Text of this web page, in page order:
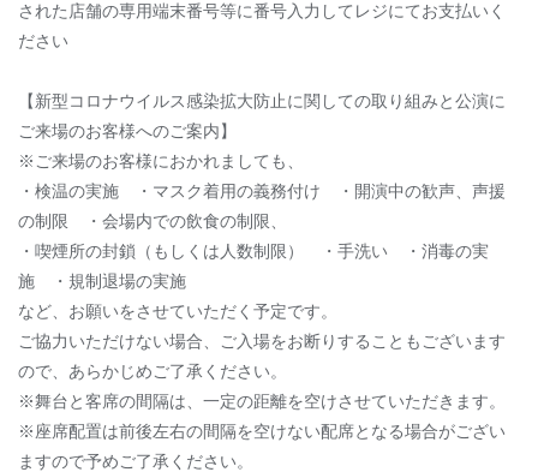
された店舗の専用端末番号等に番号入力してレジにてお支払いく
ださい
【新型コロナウイルス感染拡大防止に関しての取り組みと公演に
ご来場のお客様へのご案内】
※ご来場のお客様におかれましても、
・検温の実施 ・マスク着用の義務付け ・開演中の歓声、声援
の制限 ・会場内での飲食の制限、
・喫煙所の封鎖（もしくは人数制限） ・手洗い ・消毒の実
施 ・規制退場の実施
など、お願いをさせていただく予定です。
ご協力いただけない場合、ご入場をお断りすることもございます
ので、あらかじめご了承ください。
※舞台と客席の間隔は、一定の距離を空けさせていただきます。
※座席配置は前後左右の間隔を空けない配席となる場合がござい
ますので予めご了承ください。